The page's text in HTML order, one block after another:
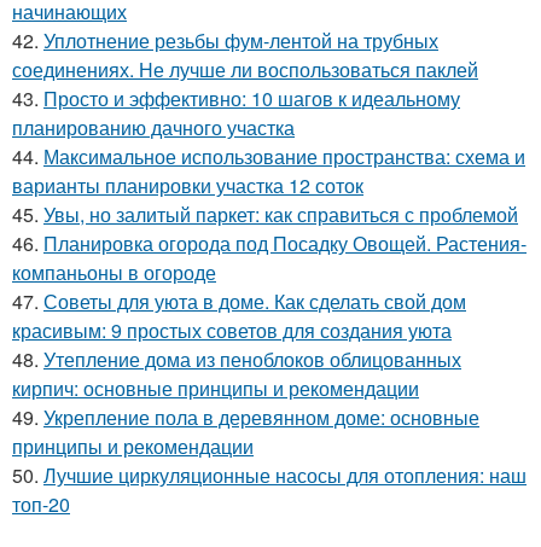
начинающих
42. Уплотнение резьбы фум-лентой на трубных
соединениях. Не лучше ли воспользоваться паклей
43. Просто и эффективно: 10 шагов к идеальному
планированию дачного участка
44. Максимальное использование пространства: схема и
варианты планировки участка 12 соток
45. Увы, но залитый паркет: как справиться с проблемой
46. Планировка огорода под Посадку Овощей. Растения-
компаньоны в огороде
47. Советы для уюта в доме. Как сделать свой дом
красивым: 9 простых советов для создания уюта
48. Утепление дома из пеноблоков облицованных
кирпич: основные принципы и рекомендации
49. Укрепление пола в деревянном доме: основные
принципы и рекомендации
50. Лучшие циркуляционные насосы для отопления: наш
топ-20